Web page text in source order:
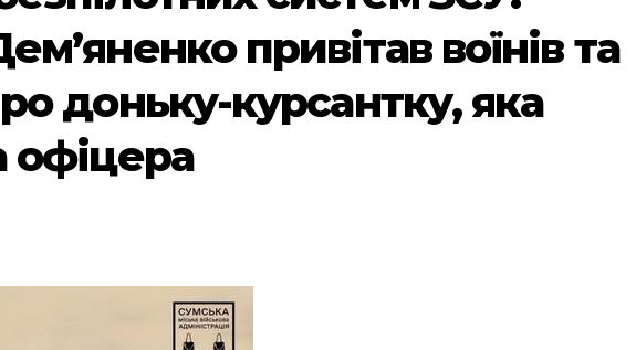
привітав воїнів та
доньку-курсантку, яка
офіцера